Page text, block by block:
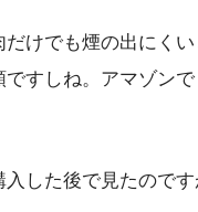
だけでも煙の出にく
ですしね。アマゾン
入した後で見たので